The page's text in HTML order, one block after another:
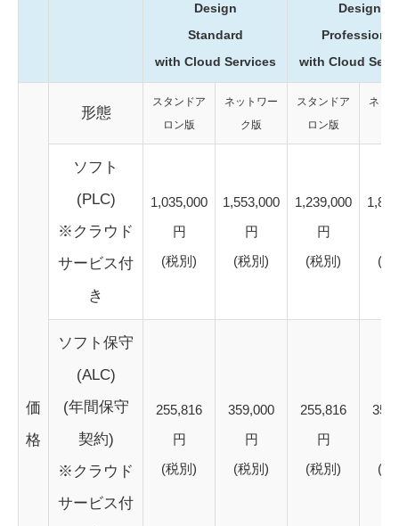
Design
Standard
with Cloud Services
Design
Professional
with Cloud
価
格
形態
スタンドア
ロン版
ネットワー
ク版
スタンドア
ロン版
ネッ
ソフト
(PLC)
※クラウド
サービス付
き
1,035,000
円
(税別)
1,553,000
円
(税別)
1,239,000
円
(税別)
(税
ソフト保守
(ALC)
(年間保守
契約)
※クラウド
サービス付
255,816
円
(税別)
359,000
円
(税別)
255,816
円
(税別)
(税